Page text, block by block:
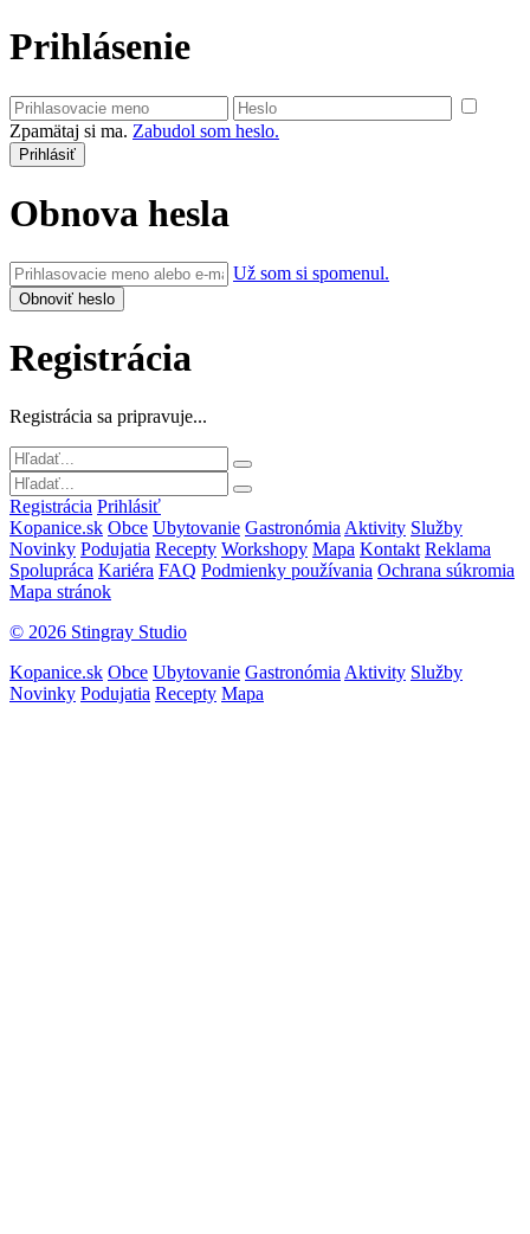
Prihlásenie
Zpamätaj si ma. Zabudol som heslo.
Obnova hesla
Už som si spomenul.
Registrácia
Registrácia sa pripravuje...
Registrácia Prihlásiť
Kopanice.sk Obce Ubytovanie Gastronómia Aktivity Služby
Novinky Podujatia Recepty Workshopy Mapa Kontakt Reklama
Spolupráca Kariéra FAQ Podmienky používania Ochrana súkromia
Mapa stránok
© 2026 Stingray Studio
Kopanice.sk Obce Ubytovanie Gastronómia Aktivity Služby
Novinky Podujatia Recepty Mapa